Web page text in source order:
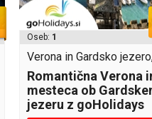
Oseb: 1
Verona in Gardsko
Romantična Verona
mesteca ob
jezeru z goHolidays